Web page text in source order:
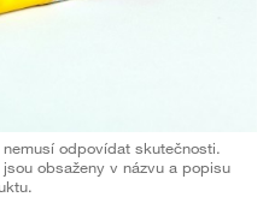
odpovídat skutečnosti.
obsaženy v názvu a popisu